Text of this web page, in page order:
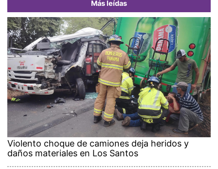
Más leídas
Violento choque de camiones deja heridos y
daños materiales en Los Santos